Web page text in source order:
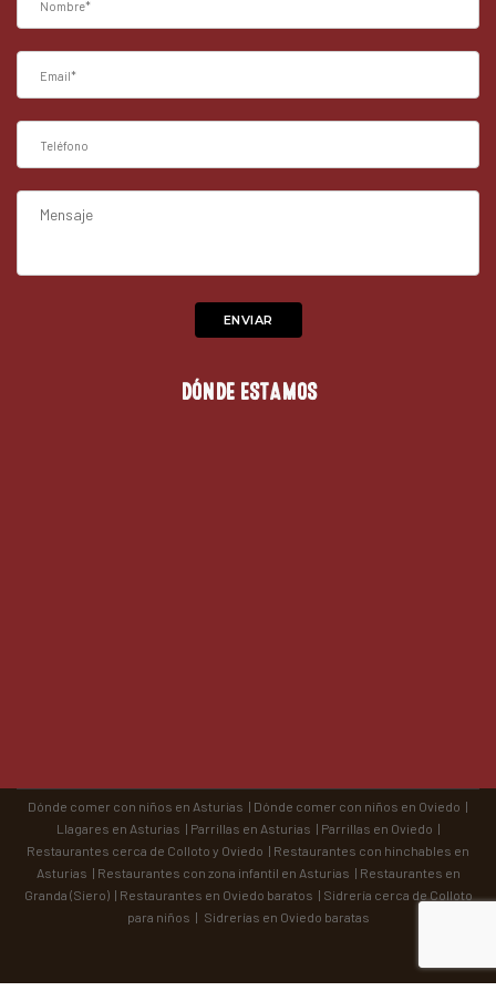
DÓNDE ESTAMOS
Dónde comer con niños en Asturias | Dónde comer con niños en Oviedo |
Llagares en Asturias | Parrillas en Asturias | Parrillas en Oviedo |
Restaurantes cerca de Colloto y Oviedo | Restaurantes con hinchables en
Asturias | Restaurantes con zona infantil en Asturias | Restaurantes en
Granda (Siero) | Restaurantes en Oviedo baratos | Sidrería cerca de Colloto
para niños | Sidrerías en Oviedo baratas